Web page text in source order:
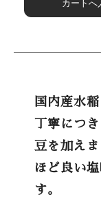
国内産水
丁寧につ
豆を加えま
ほど良い
す。